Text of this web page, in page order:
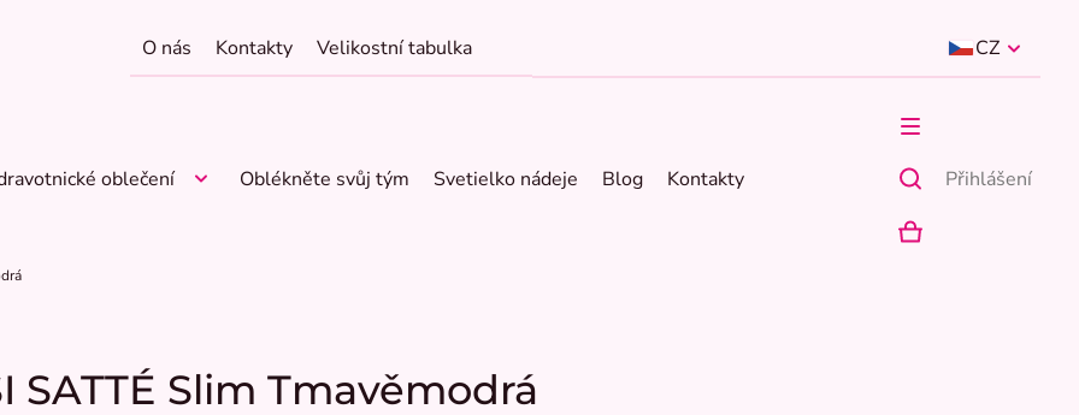
O nás Kontakty Velikostní tabulka CZ
oblečení Oblékněte svůj tým Svetielko nádeje Blog Kontakty Přihlášení
NÁKUPNÍ
Slim Tmavěmodrá